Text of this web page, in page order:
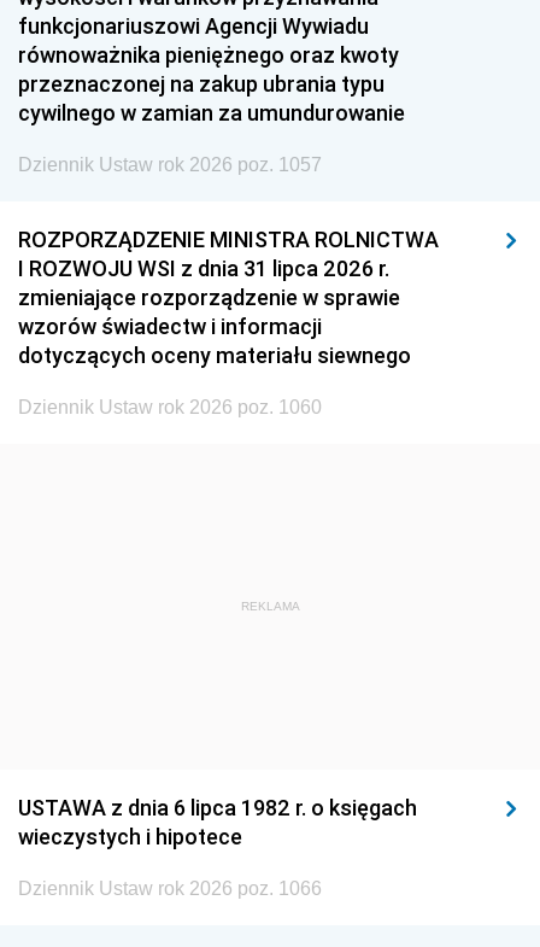
1948 1947
1945 1944 1939
1938 1937 1936
1935 1934
1929 1928 1927
1926 1925 1924
1923 1922
funkcjonariuszowi Agencji Wywiadu
równoważnika pieniężnego oraz kwoty
przeznaczonej na zakup ubrania typu
cywilnego w zamian za umundurowanie
Dziennik Ustaw rok 2026 poz. 1057
ROZPORZĄDZENIE MINISTRA ROLNICTWA
I ROZWOJU WSI z dnia 31 lipca 2026 r.
zmieniające rozporządzenie w sprawie
wzorów świadectw i informacji
dotyczących oceny materiału siewnego
Dziennik Ustaw rok 2026 poz. 1060
REKLAMA
USTAWA z dnia 6 lipca 1982 r. o księgach
wieczystych i hipotece
Dziennik Ustaw rok 2026 poz. 1066